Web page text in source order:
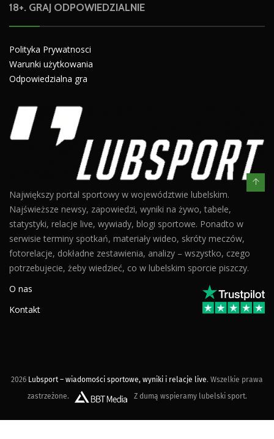
18+. GRAJ ODPOWIEDZIALNIE
Polityka Prywatnosci
Warunki użytkowania
Odpowiedzialna gra
Największy portal sportowy w województwie lubelskim.
Najświeższe newsy, zapowiedzi, wyniki na żywo, tabele,
statystyki, relacje live, wywiady, blogi sportowe. Ponadto w
serwisie terminy spotkań, materiały wideo, skróty meczów,
fotorelacje, dokładne zestawienia, analizy – wszystko, czego
potrzebujecie, żeby wiedzieć, co w lubelskim sporcie piszczy.
O nas
Kontakt
2026 Lubsport – wiadomości sportowe, wyniki i relacje live. Wszelkie prawa
zastrzeżone.
Z dumą wspieramy lubelski sport.